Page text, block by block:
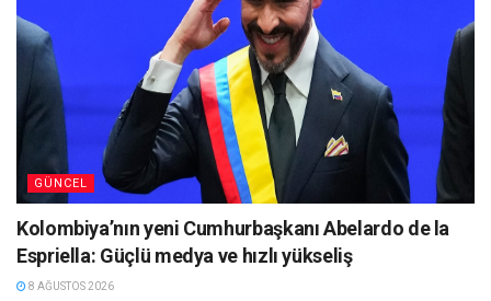
GÜNCEL
Kolombiya’nın yeni Cumhurbaşkanı Abelardo de la
Espriella: Güçlü medya ve hızlı yükseliş
8 AĞUSTOS 2026